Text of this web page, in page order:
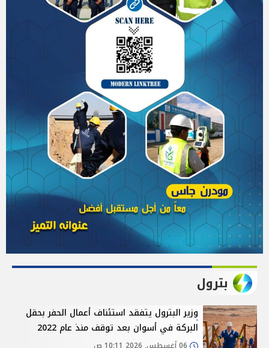
بترول
وزير البترول يتفقد استئناف أعمال الحفر بحقل
البركة في أسوان بعد توقف منذ عام 2022